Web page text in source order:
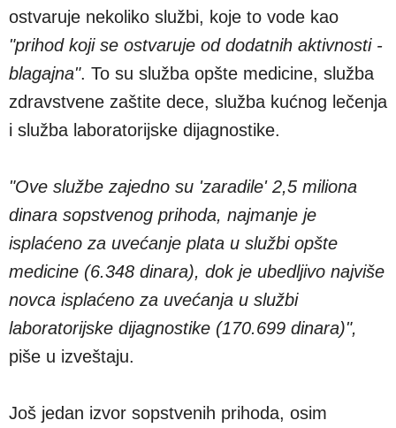
ostvaruje nekoliko službi, koje to vode kao
"prihod koji se ostvaruje od dodatnih aktivnosti -
blagajna". To su služba opšte medicine, služba
zdravstvene zaštite dece, služba kućnog lečenja
i služba laboratorijske dijagnostike.
"Ove službe zajedno su 'zaradile' 2,5 miliona
dinara sopstvenog prihoda, najmanje je
isplaćeno za uvećanje plata u službi opšte
medicine (6.348 dinara), dok je ubedljivo najviše
novca isplaćeno za uvećanja u službi
laboratorijske dijagnostike (170.699 dinara)",
piše u izveštaju.
Još jedan izvor sopstvenih prihoda, osim